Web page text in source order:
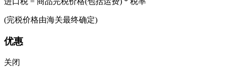
(完税价格由海关最终确定)
优惠
关闭